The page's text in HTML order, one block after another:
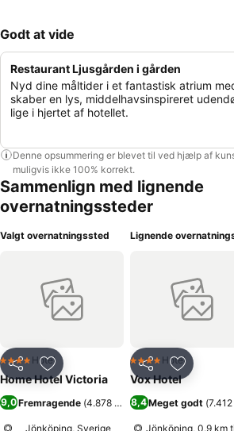
Godt at vide
Restaurant Ljusgården i gården
Nyd dine måltider i et fantastisk atrium
skaber en lys, middelhavsinspireret
lige i hjertet af hotellet.
Denne opsummering er blevet til ved hjælp af
muligvis ikke 100% korrekt.
Sammenlign med lignende
overnatningssteder
Valgt overnatningssted
Del Føj til favoritter
4 StjernerHotel
Home Hotel Victoria
9,0Fremragende (4.878 bedømmelser)
Jönköping, Sverige
Lignende
Del Føj til
4 StjernerHotel
Vox Hotel
8,4Meget godt (
Jönköping, 0.9 km